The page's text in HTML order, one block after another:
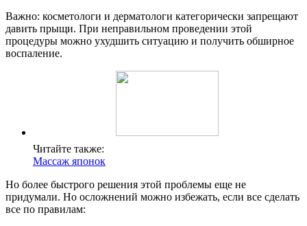
Важно: косметологи и дерматологи категорически запрещают
давить прыщи. При неправильном проведении этой
процедуры можно ухудшить ситуацию и получить обширное
воспаление.
Читайте также:
Массаж японок
Но более быстрого решения этой проблемы еще не
придумали. Но осложнений можно избежать, если все сделать
все по правилам: